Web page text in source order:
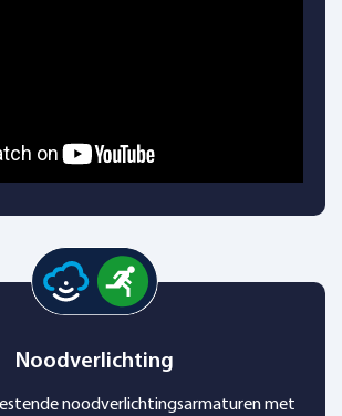
Noodverlichting
noodverlichtingsarmaturen met